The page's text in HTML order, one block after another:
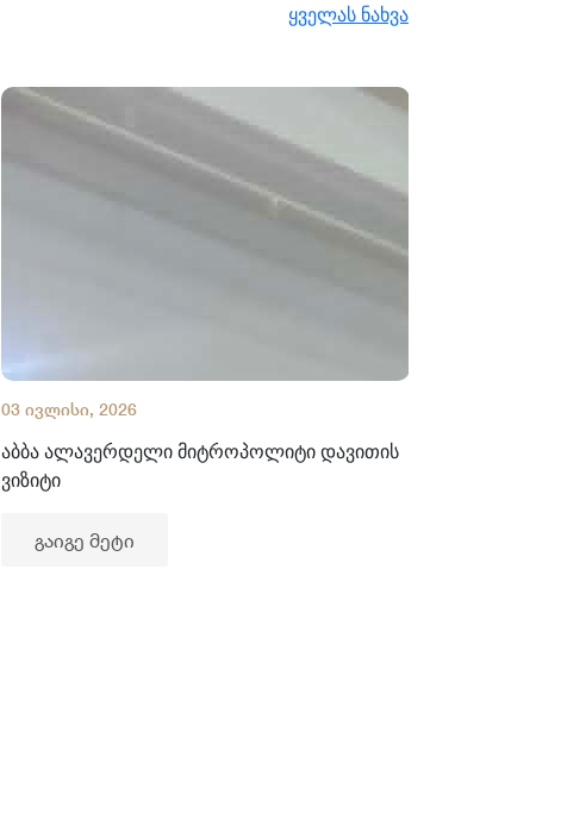
ყველას ნახვა
03 ივლისი, 2026
აბბა ალავერდელი მიტროპოლიტი დავითის
ვიზიტი
გაიგე მეტი